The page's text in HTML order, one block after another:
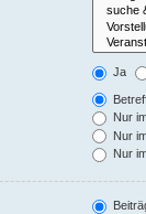
Ja
Nur
Nur
Nur